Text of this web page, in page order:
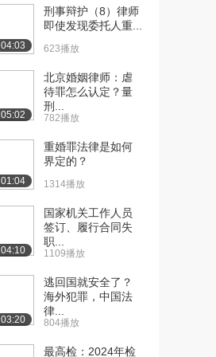
04:03
刑事辩护（8）律师
即使发现委托人重...
623播放
05:02
北京婚姻律师：虐
待罪怎么认定？量
刑...
782播放
01:04
重婚罪法律是如何
界定的？
1314播放
04:10
国家机关工作人员
签订、履行合同失
职...
1109播放
03:20
逃回国就安全了？
海外犯罪，中国法
律...
804播放
最高检：2024年检